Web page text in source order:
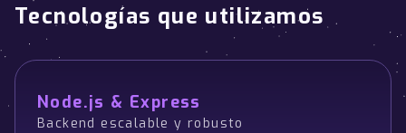
Tecnologías que utilizamos
Node.js & Express
Backend escalable y robusto